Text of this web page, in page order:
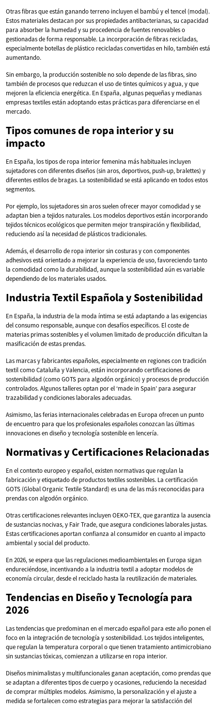
Otras fibras que están ganando terreno incluyen el bambú y el tencel (modal).
Estos materiales destacan por sus propiedades antibacterianas, su capacidad
para absorber la humedad y su procedencia de fuentes renovables o
gestionadas de forma responsable. La incorporación de fibras recicladas,
especialmente botellas de plástico recicladas convertidas en hilo, también está
aumentando.
Sin embargo, la producción sostenible no solo depende de las fibras, sino
también de procesos que reduzcan el uso de tintes químicos y agua, y que
mejoren la eficiencia energética. En España, algunas pequeñas y medianas
empresas textiles están adoptando estas prácticas para diferenciarse en el
mercado.
Tipos comunes de ropa interior y su
impacto
En España, los tipos de ropa interior femenina más habituales incluyen
sujetadores con diferentes diseños (sin aros, deportivos, push-up, bralettes) y
diferentes estilos de bragas. La sostenibilidad se está aplicando en todos estos
segmentos.
Por ejemplo, los sujetadores sin aros suelen ofrecer mayor comodidad y se
adaptan bien a tejidos naturales. Los modelos deportivos están incorporando
tejidos técnicos ecológicos que permiten mejor transpiración y flexibilidad,
reduciendo así la necesidad de plásticos tradicionales.
Además, el desarrollo de ropa interior sin costuras y con componentes
adhesivos está orientado a mejorar la experiencia de uso, favoreciendo tanto
la comodidad como la durabilidad, aunque la sostenibilidad aún es variable
dependiendo de los materiales usados.
Industria Textil Española y Sostenibilidad
En España, la industria de la moda íntima se está adaptando a las exigencias
del consumo responsable, aunque con desafíos específicos. El coste de
materias primas sostenibles y el volumen limitado de producción dificultan la
masificación de estas prendas.
Las marcas y fabricantes españoles, especialmente en regiones con tradición
textil como Cataluña y Valencia, están incorporando certificaciones de
sostenibilidad (como GOTS para algodón orgánico) y procesos de producción
controlados. Algunos talleres optan por el ‘made in Spain’ para asegurar
trazabilidad y condiciones laborales adecuadas.
Asimismo, las ferias internacionales celebradas en Europa ofrecen un punto
de encuentro para que los profesionales españoles conozcan las últimas
innovaciones en diseño y tecnología sostenible en lencería.
Normativas y Certificaciones Relacionadas
En el contexto europeo y español, existen normativas que regulan la
fabricación y etiquetado de productos textiles sostenibles. La certificación
GOTS (Global Organic Textile Standard) es una de las más reconocidas para
prendas con algodón orgánico.
Otras certificaciones relevantes incluyen OEKO-TEX, que garantiza la ausencia
de sustancias nocivas, y Fair Trade, que asegura condiciones laborales justas.
Estas certificaciones aportan confianza al consumidor en cuanto al impacto
ambiental y social del producto.
En 2026, se espera que las regulaciones medioambientales en Europa sigan
endureciéndose, incentivando a la industria textil a adoptar modelos de
economía circular, desde el reciclado hasta la reutilización de materiales.
Tendencias en Diseño y Tecnología para
2026
Las tendencias que predominan en el mercado español para este año ponen el
foco en la integración de tecnología y sostenibilidad. Los tejidos inteligentes,
que regulan la temperatura corporal o que tienen tratamiento antimicrobiano
sin sustancias tóxicas, comienzan a utilizarse en ropa interior.
Diseños minimalistas y multifuncionales ganan aceptación, como prendas que
se adaptan a diferentes tipos de cuerpo y ocasiones, reduciendo la necesidad
de comprar múltiples modelos. Asimismo, la personalización y el ajuste a
medida se fortalecen como estrategias para mejorar la satisfacción del